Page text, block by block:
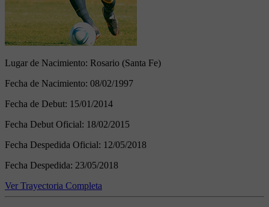
Lugar de Nacimiento: Rosario (Santa Fe)
Fecha de Nacimiento: 08/02/1997
Fecha de Debut: 15/01/2014
Fecha Debut Oficial: 18/02/2015
Fecha Despedida Oficial: 12/05/2018
Fecha Despedida: 23/05/2018
Ver Trayectoria Completa